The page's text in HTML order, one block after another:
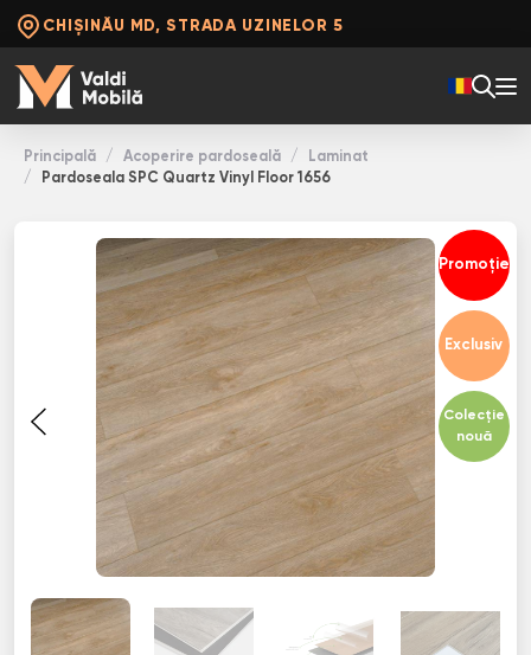
CHIȘINĂU MD, STRADA UZINELOR 5
Principală Acoperire pardoseală
Laminat
Pardoseala SPC Quartz Vinyl Floor 1656
Promoție
Exclusiv
Colecție
nouă